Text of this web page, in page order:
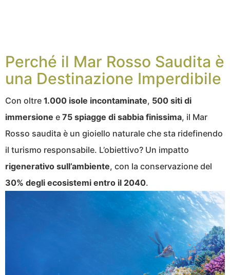
Perché il Mar Rosso Saudita è
una Destinazione Imperdibile
Con oltre 1.000 isole incontaminate, 500 siti di
immersione e 75 spiagge di sabbia finissima, il Mar
Rosso saudita è un gioiello naturale che sta ridefinendo
il turismo responsabile. L’obiettivo? Un impatto
rigenerativo sull’ambiente, con la conservazione del
30% degli ecosistemi entro il 2040.